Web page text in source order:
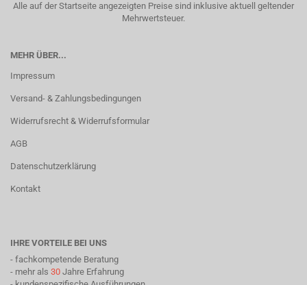
Alle auf der Startseite angezeigten Preise sind inklusive aktuell geltender
Mehrwertsteuer.
MEHR ÜBER...
Impressum
Versand- & Zahlungsbedingungen
Widerrufsrecht & Widerrufsformular
AGB
Datenschutzerklärung
Kontakt
IHRE VORTEILE BEI UNS
- fachkompetende Beratung
- mehr als 30 Jahre Erfahrung